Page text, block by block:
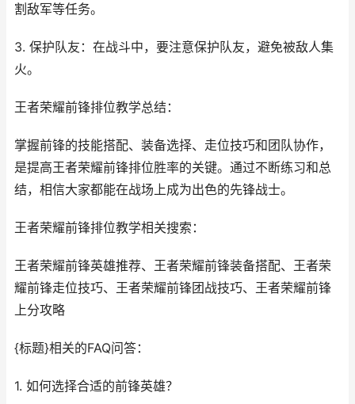
割敌军等任务。
3. 保护队友：在战斗中，要注意保护队友，避免被敌人集
火。
王者荣耀前锋排位教学总结：
掌握前锋的技能搭配、装备选择、走位技巧和团队协作，
是提高王者荣耀前锋排位胜率的关键。通过不断练习和总
结，相信大家都能在战场上成为出色的先锋战士。
王者荣耀前锋排位教学相关搜索：
王者荣耀前锋英雄推荐、王者荣耀前锋装备搭配、王者荣
耀前锋走位技巧、王者荣耀前锋团战技巧、王者荣耀前锋
上分攻略
{标题}相关的FAQ问答：
1. 如何选择合适的前锋英雄？